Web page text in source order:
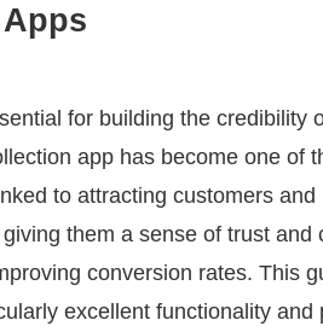
for building the credibility
app has become one of
to attracting customers
them a sense of trust
conversion rates. This
excellent functionality